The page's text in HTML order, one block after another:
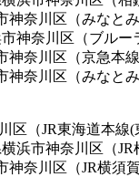
神奈川区（みなと
神奈川区（ブルー
神奈川区（京急本
神奈川区（みなと
区（JR東海道本線(
浜市神奈川区（
神奈川区（JR横須